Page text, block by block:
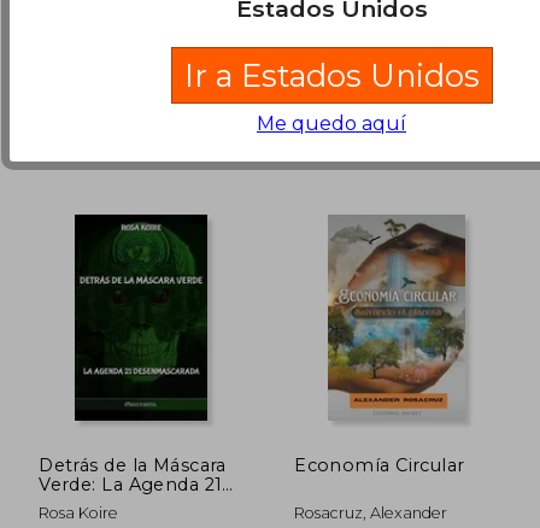
$ 125.879
$ 69.234
45%
dcto.
$
$
(1)
Blanda, Nuevo
Detrás de la Máscara
Verde: La Agenda 21
Desenmascarada
Rosa Koire
Economía Circular
Rosacruz, Alexander
Estados Unidos
Ir a Estados Unidos
Me quedo aquí